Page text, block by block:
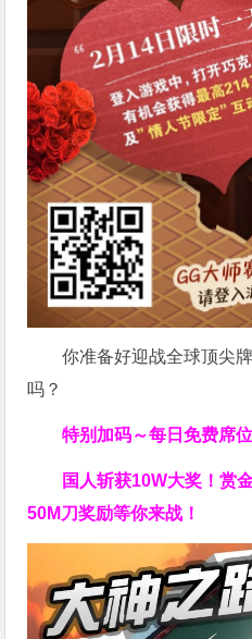
你准备好迎战全球顶尖
吗？
特别加码～每日免费席
国人斩获10W大奖！赏
50M刀奖励等你来战！